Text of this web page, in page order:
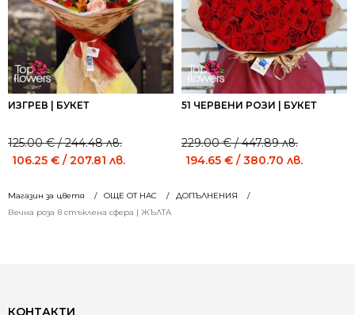
Магазин за цветя ОЩЕ ОТ НАС
ДОПЪЛНЕНИЯ
Вечна роза в стъклена сфера | ЖЪЛТА
ИЗГРЕВ | БУКЕТ
Original
price
125.00 €
/
125.00€/ 244.48 лв.
Current
price
125.00 €
/
106.25 € / 207.81 лв.
51 ЧЕРВЕНИ РОЗИ | БУКЕТ
Original
price
229.00 €
229.00€/ 447.89 лв.
Current
price
229.00 €
194.65 € / 380.70 лв.
КОНТАКТИ